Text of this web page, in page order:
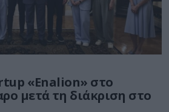
«Enalion» στο
μετά τη διάκριση στο